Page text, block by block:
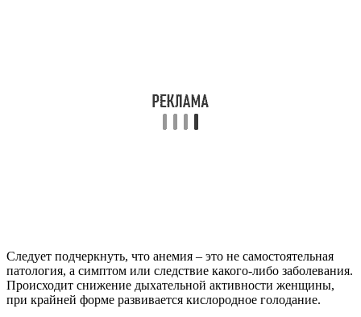
Следует подчеркнуть, что анемия – это не самостоятельная
патология, а симптом или следствие какого-либо заболевания.
Происходит снижение дыхательной активности женщины,
при крайней форме развивается кислородное голодание.